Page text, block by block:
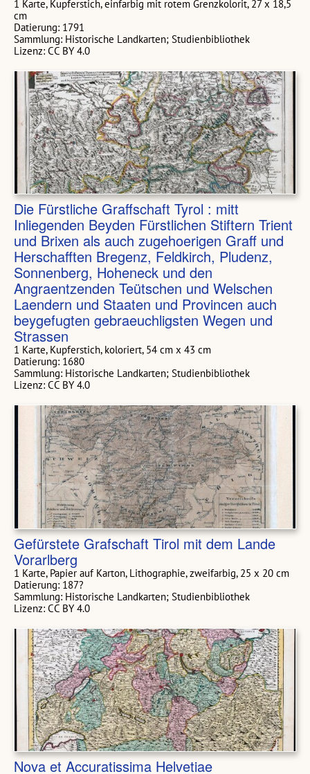
1 Karte, Kupferstich, einfarbig mit rotem Grenzkolorit, 27 x 18,5
cm
Datierung: 1791
Sammlung: Historische Landkarten; Studienbibliothek
Lizenz: CC BY 4.0
Die Fürstliche Graffschaft Tyrol : mitt
Inliegenden Beyden Fürstlichen Stiftern Trient
und Brixen als auch zugehoerigen Graff und
Herschafften Bregenz, Feldkirch, Pludenz,
Sonnenberg, Hoheneck und den
Angraentzenden Teütschen und Welschen
Laendern und Staaten und Provincen auch
beygefugten gebraeuchligsten Wegen und
Strassen
1 Karte, Kupferstich, koloriert, 54 cm x 43 cm
Datierung: 1680
Sammlung: Historische Landkarten; Studienbibliothek
Lizenz: CC BY 4.0
Gefürstete Grafschaft Tirol mit dem Lande
Vorarlberg
1 Karte, Papier auf Karton, Lithographie, zweifarbig, 25 x 20 cm
Datierung: 187?
Sammlung: Historische Landkarten; Studienbibliothek
Lizenz: CC BY 4.0
Nova et Accuratissima Helvetiae